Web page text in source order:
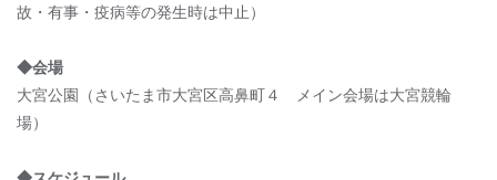
故・有事・疫病等の発生時は中止）
◆会場
大宮公園（さいたま市大宮区高鼻町４ メイン会場は大宮競輪
場）